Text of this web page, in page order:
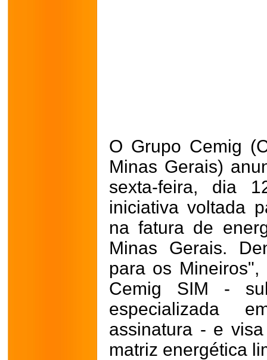
O Grupo Cemig
Minas Gerais)
sexta-feira, dia
iniciativa voltada
na fatura de
Minas Gerais.
para os
Cemig SIM -
especializada
assinatura - e
matriz energética